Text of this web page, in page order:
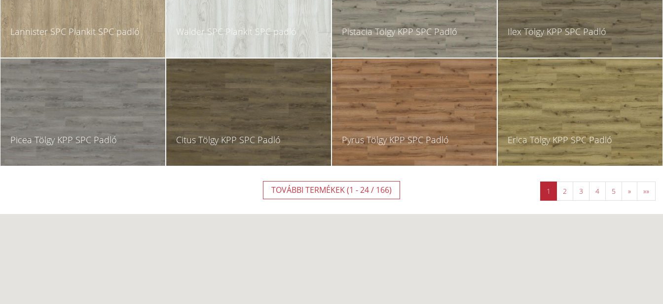
Lannister SPC Plankit SPC padló Walder SPC Plankit SPC padló Pistacia Tölgy KPP SPC Padló Ilex Tölgy KPP SPC Padló
Picea Tölgy KPP SPC Padló Citus Tölgy KPP SPC Padló Pyrus Tölgy KPP SPC Padló Erica Tölgy KPP SPC Padló
TOVÁBBI TERMÉKEK (1 - 24 / 166) 1 2 3 4 5 » »»